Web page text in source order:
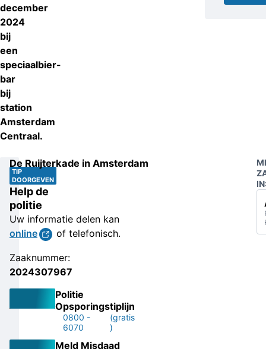
december
2024
bij
een
speciaalbier-
bar
bij
station
Amsterdam
Centraal.
TIP
DOORGEVEN
Help de
politie
Uw informatie delen kan
online
of telefonisch.
Zaaknummer:
2024307967
Politie
Opsporingstiplijn
0800 -
6070
(gratis
)
Meld Misdaad
De Ruijterkade in Amsterdam